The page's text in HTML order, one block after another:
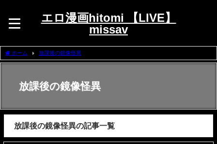
エロ漫画hitomi 【LIVE】
missav
ホーム 放課後の鏡像怪異
放課後の鏡像怪異
放課後の鏡像怪異の記事一覧